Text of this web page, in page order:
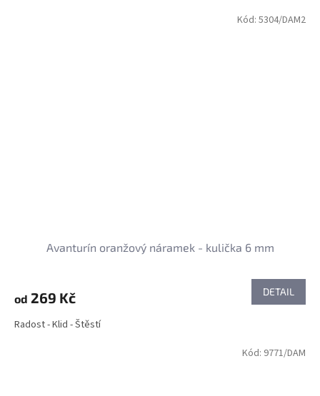
Avanturín oranžový náramek - kulička 6 mm
od 269 Kč DETAIL
Radost - Klid - Štěstí
Kód: 5304/DAM2
Kód: 9771/DAM